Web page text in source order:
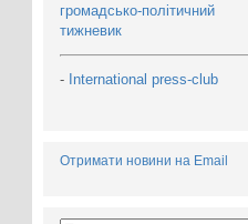
громадсько-політичний
тижневик
- International press-club
Отримати новини на Email